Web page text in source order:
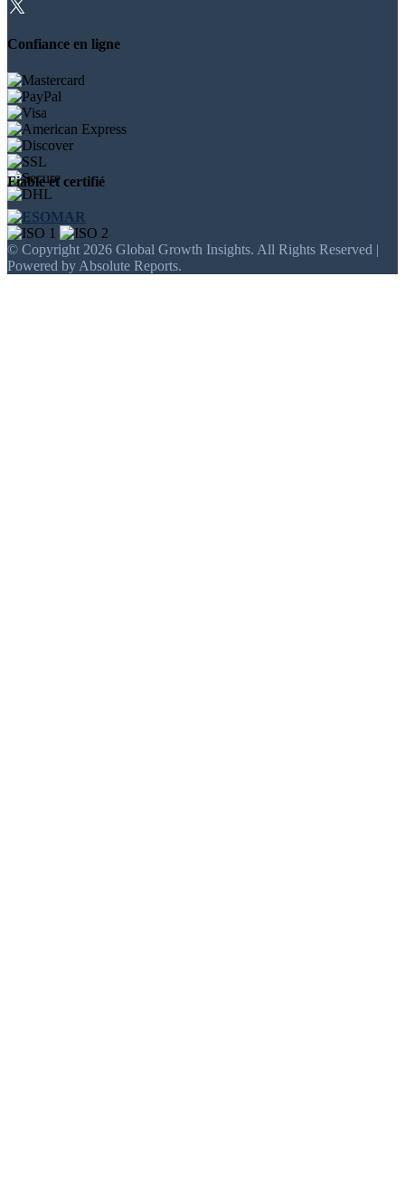
Confiance en ligne
Fiable et certifié
© Copyright 2026 Global Growth Insights. All Rights Reserved |
Powered by Absolute Reports.